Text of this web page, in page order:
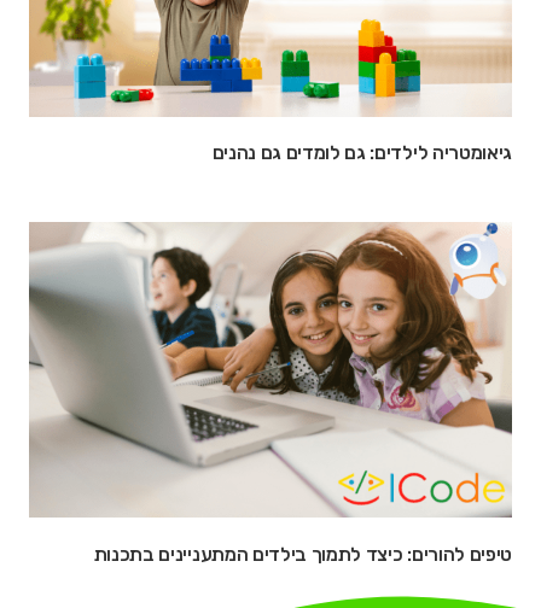
גיאומטריה לילדים: גם לומדים גם נהנים
טיפים להורים: כיצד לתמוך בילדים המתעניינים בתכנות